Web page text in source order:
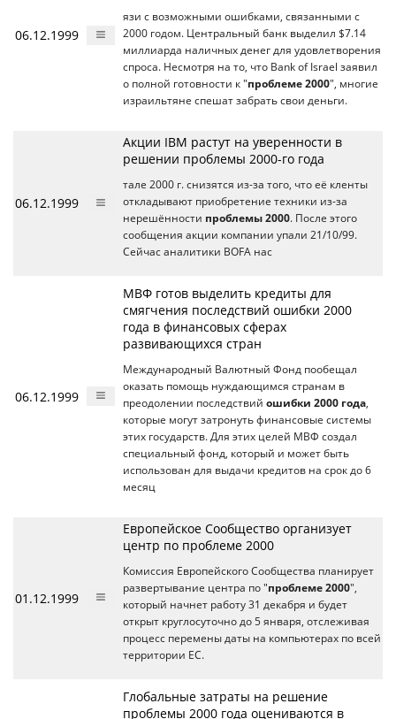
06.12.1999
язи с возможными ошибками, связанными с
2000 годом. Центральный банк выделил $7.14
миллиарда наличных денег для удовлетворения
спроса. Несмотря на то, что Bank of Israel заявил
о полной готовности к "проблеме 2000", многие
израильтяне спешат забрать свои деньги.
06.12.1999
Акции IBM растут на уверенности в
решении проблемы 2000-го года
тале 2000 г. снизятся из-за того, что её кленты
откладывают приобретение техники из-за
нерешённости проблемы 2000. После этого
сообщения акции компании упали 21/10/99.
Сейчас аналитики BOFA нас
06.12.1999
МВФ готов выделить кредиты для
смягчения последствий ошибки 2000
года в финансовых сферах
развивающихся стран
Международный Валютный Фонд пообещал
оказать помощь нуждающимся странам в
преодолении последствий ошибки 2000 года,
которые могут затронуть финансовые системы
этих государств. Для этих целей МВФ создал
специальный фонд, который и может быть
использован для выдачи кредитов на срок до 6
месяц
01.12.1999
Европейское Сообщество организует
центр по проблеме 2000
Комиссия Европейского Сообщества планирует
развертывание центра по "проблеме 2000",
который начнет работу 31 декабря и будет
открыт круглосуточно до 5 января, отслеживая
процесс перемены даты на компьютерах по всей
территории ЕС.
Глобальные затраты на решение
проблемы 2000 года оцениваются в